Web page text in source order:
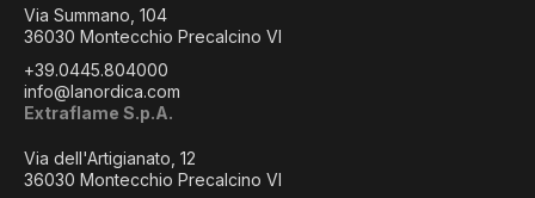
Via Summano, 104
36030 Montecchio Precalcino VI
+39.0445.804000
info@lanordica.com
Extraflame S.p.A.
Via dell'Artigianato, 12
36030 Montecchio Precalcino VI